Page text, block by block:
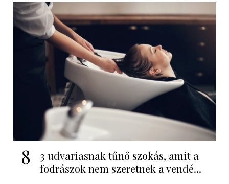
8
3 udvariasnak tűnő szokás, amit a
fodrászok nem szeretnek a vendé...